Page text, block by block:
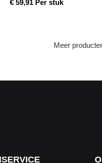
€59,91 Per stuk
Meer